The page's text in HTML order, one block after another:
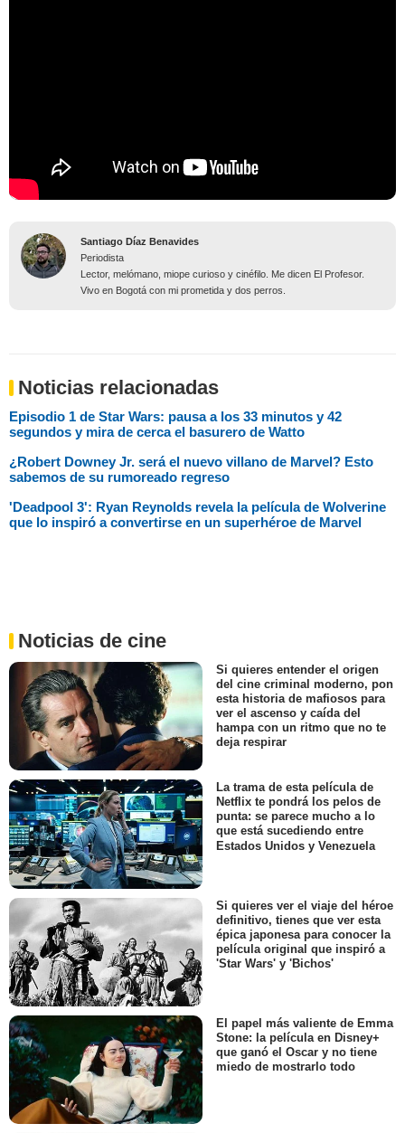
Santiago Díaz Benavides
Periodista
Lector, melómano, miope curioso y cinéfilo. Me dicen El Profesor.
Vivo en Bogotá con mi prometida y dos perros.
Noticias relacionadas
Episodio 1 de Star Wars: pausa a los 33 minutos y 42
segundos y mira de cerca el basurero de Watto
¿Robert Downey Jr. será el nuevo villano de Marvel? Esto
sabemos de su rumoreado regreso
'Deadpool 3': Ryan Reynolds revela la película de Wolverine
que lo inspiró a convertirse en un superhéroe de Marvel
Noticias de cine
Si quieres entender el origen
del cine criminal moderno, pon
esta historia de mafiosos para
ver el ascenso y caída del
hampa con un ritmo que no te
deja respirar
La trama de esta película de
Netflix te pondrá los pelos de
punta: se parece mucho a lo
que está sucediendo entre
Estados Unidos y Venezuela
Si quieres ver el viaje del héroe
definitivo, tienes que ver esta
épica japonesa para conocer la
película original que inspiró a
'Star Wars' y 'Bichos'
El papel más valiente de Emma
Stone: la película en Disney+
que ganó el Oscar y no tiene
miedo de mostrarlo todo